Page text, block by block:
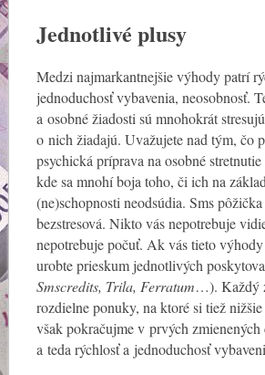
Jednotlivé plusy
Medzi najmarkantnejšie výhody patrí
jednoduchosť vybavenia, neosobnosť.
a osobné žiadosti sú mnohokrát
o nich žiadajú. Uvažujete nad tým, čo
psychická príprava na osobné stretnutie
kde sa mnohí boja toho, či ich na
(ne)schopnosti neodsúdia. Sms
bezstresová. Nikto vás nepotrebuje
nepotrebuje počuť. Ak vás tieto
urobte prieskum jednotlivých
Smscredits, Trila, Ferratum…). Každý
rozdielne ponuky, na ktoré si tiež
však pokračujme v prvých zmienených
a teda rýchlosť a jednoduchosť